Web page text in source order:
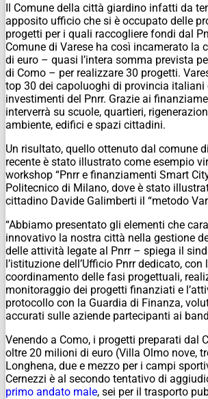
Il Comune della città giardino infatti da
apposito ufficio che si è occupato delle
progetti per i quali raccogliere fondi dal
Comune di Varese ha così incamerato la
di euro – quasi l’intera somma prevista
di Como – per realizzare 30 progetti.
top 30 dei capoluoghi di provincia italiani
investimenti del Pnrr. Grazie ai
interverrà su scuole, quartieri,
ambiente, edifici e spazi cittadini.
Un risultato, quello ottenuto dal comune
recente è stato illustrato come esempio
workshop “Pnrr e finanziamenti Smart
Politecnico di Milano, dove è stato
cittadino Davide Galimberti il “metodo
“Abbiamo presentato gli elementi che
innovativo la nostra città nella gestione
delle attività legate al Pnrr – spiega il
l’istituzione dell’Ufficio Pnrr dedicato,
coordinamento delle fasi progettuali,
monitoraggio dei progetti finanziati e
protocollo con la Guardia di Finanza,
accurati sulle aziende partecipanti ai
Venendo a Como, i progetti preparati dal
oltre 20 milioni di euro (Villa Olmo nove,
Longhena, due e mezzo per i campi
Cernezzi è al secondo tentativo di
primo andato male, sei per il trasporto